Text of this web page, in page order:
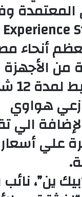
أنحاء
من
هواوي
الي
علي
ين”،